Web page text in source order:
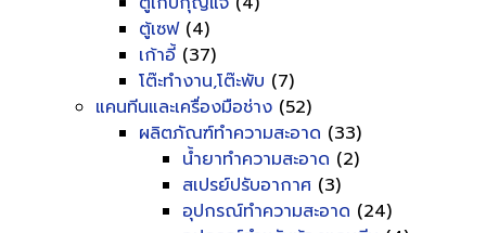
ตู้เซฟ(4)
เก้าอี้ (37)
โต๊ะทำงาน,โต๊ะพับ (7)
แคนทีนและเครื่องมือช่าง (52)
ผลิตภัณฑ์ทำความสะอาด (33)
น้ำยาทำความสะอาด (2)
สเปรย์ปรับอากาศ (3)
อุปกรณ์ทำความสะอาด (24)